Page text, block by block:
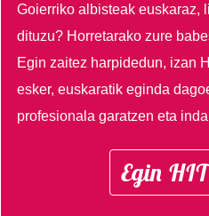
Goierriko albisteak euskaraz,
dituzu? Horretarako zure
Egin zaitez harpidedun, izan
esker, euskaratik eginda
profesionala garatzen eta
Egin